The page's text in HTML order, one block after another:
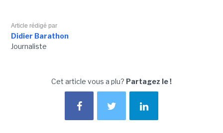
Article rédigé par
Didier Barathon
Journaliste
Cet article vous a plu? Partagez le !